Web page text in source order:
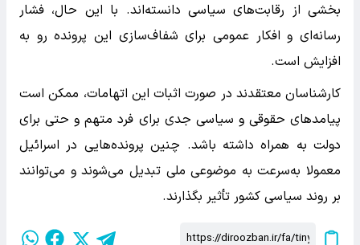
بخشی از رقابت‌های سیاسی دانسته‌اند. با این حال، فشار
رسانه‌ای و افکار عمومی برای شفاف‌سازی این پرونده رو به
افزایش است.
کارشناسان معتقدند در صورت اثبات این اتهامات، ممکن است
پیامدهای حقوقی و سیاسی جدی برای فرد متهم و حتی برای
دولت به همراه داشته باشد. چنین پرونده‌هایی در اسرائیل
معمولا به‌سرعت به موضوعی ملی تبدیل می‌شوند و می‌توانند
بر روند سیاسی کشور تأثیر بگذارند.